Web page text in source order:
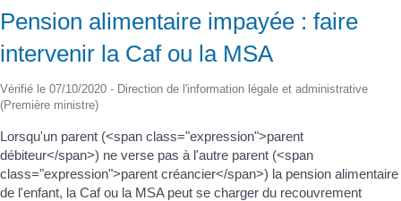
Pension alimentaire impayée : faire
intervenir la Caf ou la MSA
Vérifié le 07/10/2020 - Direction de l'information légale et administrative
(Première ministre)
Lorsqu'un parent (<span class="expression">parent
débiteur</span>) ne verse pas à l'autre parent (<span
class="expression">parent créancier</span>) la pension alimentaire
de l'enfant, la Caf ou la MSA peut se charger du recouvrement